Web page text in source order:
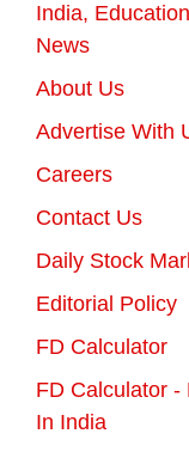
India,
News
About Us
Advertise With
Careers
Contact Us
Daily Stock
Editorial Policy
FD Calculator
FD Calculator -
In India